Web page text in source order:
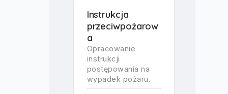
Instrukcja
przeciwpożarow
a
Opracowanie
instrukcji
postępowania na
wypadek pożaru.